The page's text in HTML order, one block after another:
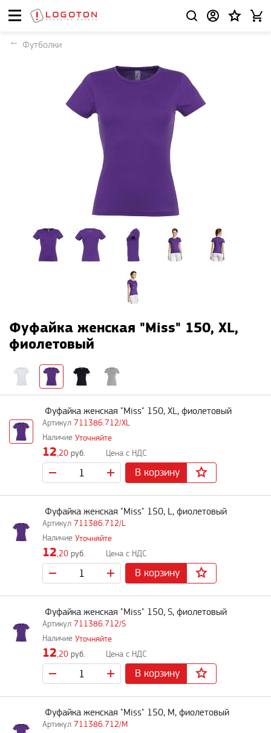
Футболки
Фуфайка женская "Miss" 150, XL,
фиолетовый
711386.712/XL
Фуфайка женская "Miss" 150, XL, фиолетовый
Уточняйте
12,20 руб.
В корзину
711386.712/L
Фуфайка женская "Miss" 150, L, фиолетовый
Уточняйте
12,20 руб.
В корзину
711386.712/S
Фуфайка женская "Miss" 150, S, фиолетовый
Уточняйте
12,20 руб.
В корзину
711386.712/M
Фуфайка женская "Miss" 150, M, фиолетовый